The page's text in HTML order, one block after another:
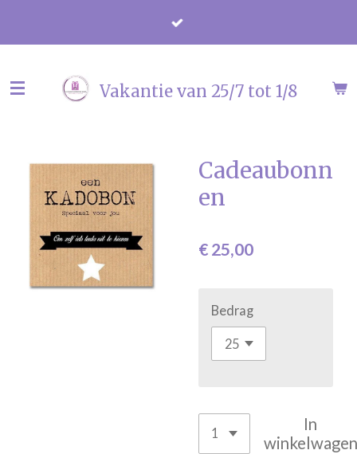
hoofdinhoud
Vakantie van 25/7 tot 1/8
Cadeaubonn
en
€ 25,00
Bedrag
In
winkelwagen